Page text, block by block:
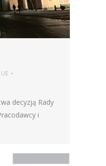
decyzją Rady
i